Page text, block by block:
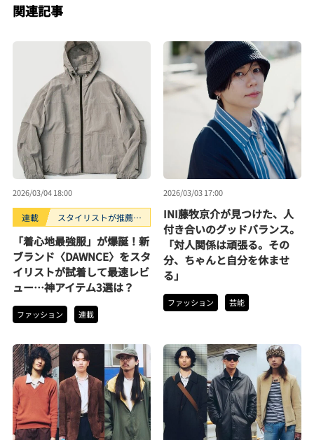
関連記事
2026/03/04 18:00
連載
スタイリストが推薦！
「着心地最強服」が爆誕！新
ブランド〈DAWNCE〉をスタ
イリストが試着して最速レビ
ュー…神アイテム3選は？
ファッション 連載
2026/03/03 17:00
INI藤牧京介が見つけた、人
付き合いのグッドバランス。
「対人関係は頑張る。その
分、ちゃんと自分を休ませ
る」
ファッション 芸能